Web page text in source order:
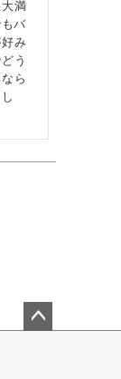
満
バ
み
う
ら